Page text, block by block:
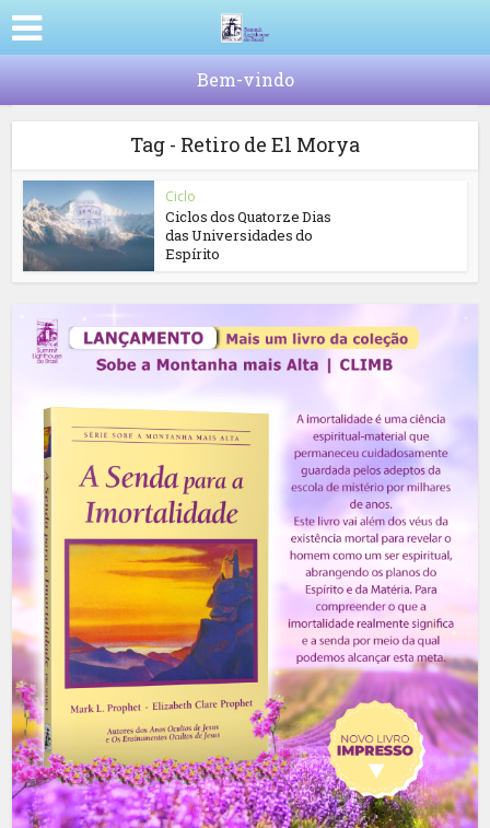
Bem-vindo
Tag - Retiro de El Morya
Ciclo
Ciclos dos Quatorze Dias
das Universidades do
Espírito